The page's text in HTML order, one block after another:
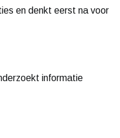
en denkt eerst na voor
informatie